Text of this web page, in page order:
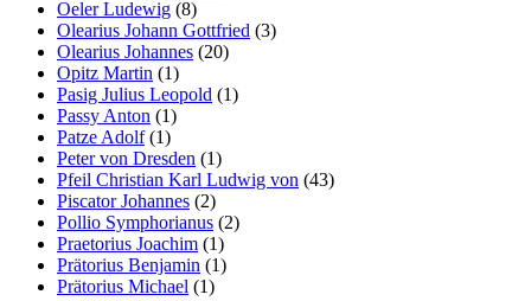
Oeler Ludewig (8)
Olearius Johann Gottfried (3)
Olearius Johannes (20)
Opitz Martin (1)
Pasig Julius Leopold (1)
Passy Anton (1)
Patze Adolf(1)
Peter von Dresden (1)
Pfeil Christian Karl Ludwig von (43)
Piscator Johannes (2)
Pollio Symphorianus (2)
Praetorius Joachim (1)
Prätorius Benjamin (1)
Prätorius Michael (1)